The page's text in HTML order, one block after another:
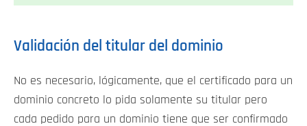
Validación del titular del dominio
No es necesario, lógicamente, que el certificado para un
dominio concreto lo pida solamente su titular pero
cada pedido para un dominio tiene que ser confirmado